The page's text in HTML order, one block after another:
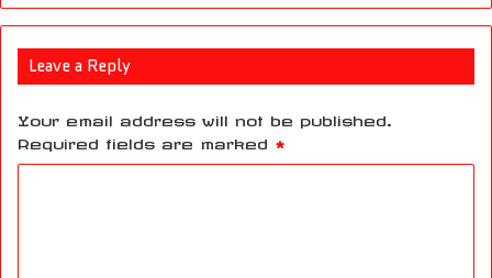
Leave a Reply
Your email address will not be published.
Required fields are marked *